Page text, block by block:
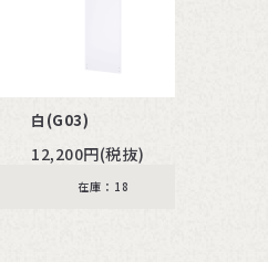
白(G03)
12,200円(税抜)
在庫：18